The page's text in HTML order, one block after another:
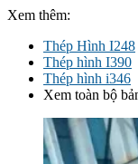
Xem thêm:
Thép Hình I248
Thép hình I390
Thép hình i346
Xem toàn bộ